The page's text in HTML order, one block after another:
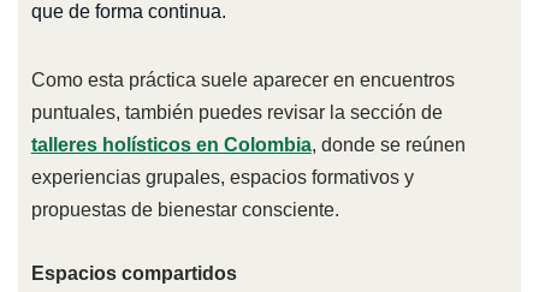
que de forma continua.
Como esta práctica suele aparecer en encuentros
puntuales, también puedes revisar la sección de
talleres holísticos en Colombia, donde se reúnen
experiencias grupales, espacios formativos y
propuestas de bienestar consciente.
Espacios compartidos